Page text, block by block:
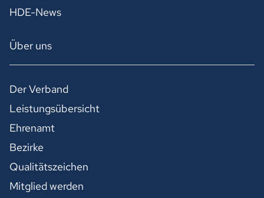
HDE-News
Über uns
Der Verband
Leistungsübersicht
Ehrenamt
Bezirke
Qualitätszeichen
Mitglied werden